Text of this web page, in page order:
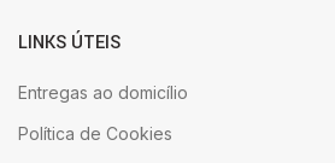
LINKS ÚTEIS
Entregas ao domicílio
Política de Cookies